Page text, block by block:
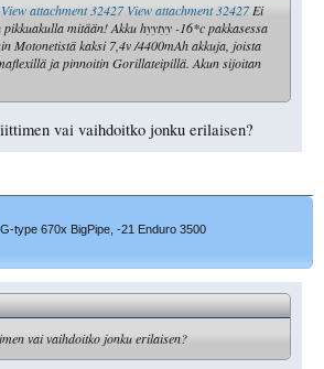
View attachment 32427 View attachment 32427Ei
mitään! Akku hyytyy -16*c pakkasessa
Motonetistä kaksi 7,4v /4400mAh akkuja, joista
ja pinnoitin Gorillateipillä. Akun sijoitan
vai vaihdoitko jonku erilaisen?
type 670x BigPipe, -21 Enduro 3500
vai vaihdoitko jonku erilaisen?